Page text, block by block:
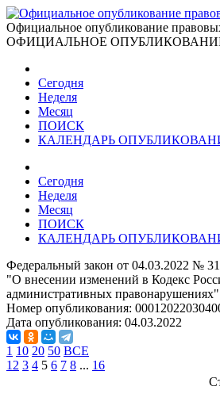
Официальное опубликование
ОФИЦИАЛЬНОЕ
Сегодня
Неделя
Месяц
ПОИСК
КАЛЕНДАРЬ
Сегодня
Неделя
Месяц
ПОИСК
КАЛЕНДАРЬ
Федеральный закон от 04.03.2022 №
"О внесении изменений в Кодекс
административных правонарушениях"
Номер опубликования:
Дата опубликования: 04.03.2022
1 10 20 50 ВСЕ
1 2 3 4 5 6 7 8 ... 16